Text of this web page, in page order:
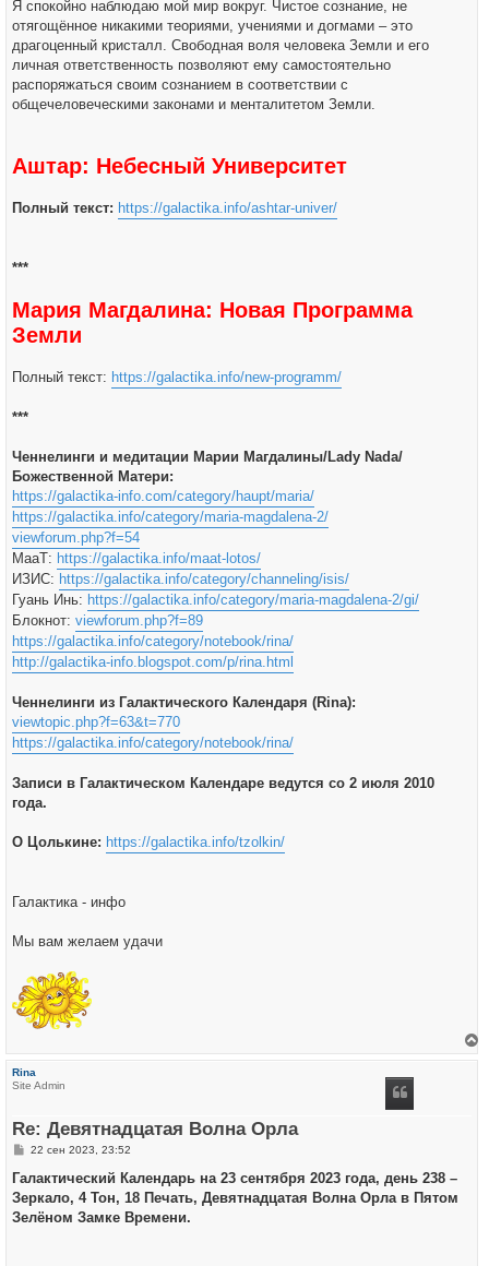
Я спокойно наблюдаю мой мир вокруг. Чистое сознание, не
отягощённое никакими теориями, учениями и догмами – это
драгоценный кристалл. Свободная воля человека Земли и его
личная ответственность позволяют ему самостоятельно
распоряжаться своим сознанием в соответствии с
общечеловеческими законами и менталитетом Земли.
Аштар: Небесный Университет
Полный текст: https://galactika.info/ashtar-univer/
***
Мария Магдалина: Новая Программа
Земли
Полный текст: https://galactika.info/new-programm/
***
Ченнелинги и медитации Марии Магдалины/Lady Nada/
Божественной Матери:
https://galactika-info.com/category/haupt/maria/
https://galactika.info/category/maria-magdalena-2/
viewforum.php?f=54
МааТ: https://galactika.info/maat-lotos/
ИЗИС: https://galactika.info/category/channeling/isis/
Гуань Инь: https://galactika.info/category/maria-magdalena-2/gi/
Блокнот: viewforum.php?f=89
https://galactika.info/category/notebook/rina/
http://galactika-info.blogspot.com/p/rina.html
Ченнелинги из Галактического Календаря (Rina):
viewtopic.php?f=63&t=770
https://galactika.info/category/notebook/rina/
Записи в Галактическом Календаре ведутся со 2 июля 2010
года.
О Цолькине: https://galactika.info/tzolkin/
Галактика - инфо
Мы вам желаем удачи
Rina
Site Admin
Re: Девятнадцатая Волна Орла
С
о
щ
е
22 сен 2023, 23:52
Галактический Календарь на 23 сентября 2023 года, день 238 –
Зеркало, 4 Тон, 18 Печать, Девятнадцатая Волна Орла в Пятом
Зелёном Замке Времени.